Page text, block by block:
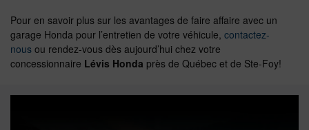
Pour en savoir plus sur les avantages de faire affaire avec un
garage Honda pour l’entretien de votre véhicule, contactez-
nous ou rendez-vous dès aujourd’hui chez votre
concessionnaire Lévis Honda près de Québec et de Ste-Foy!